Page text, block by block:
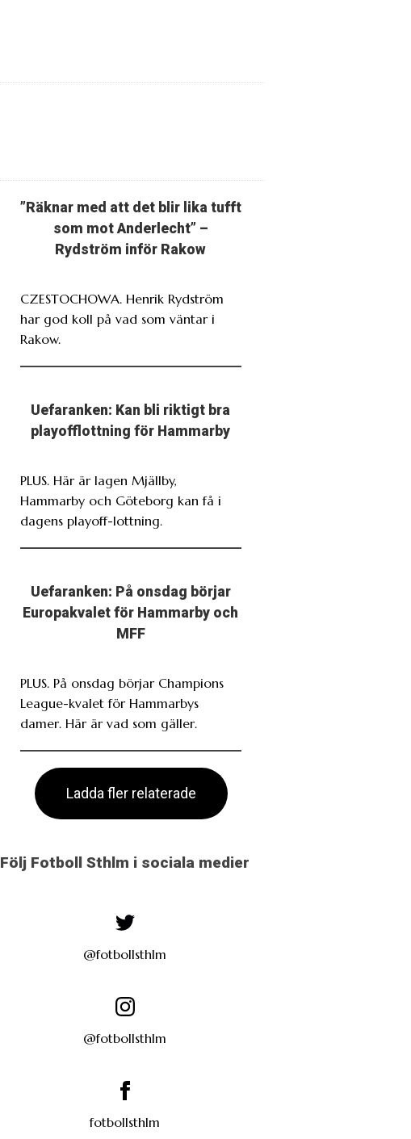
”Räknar med att det blir lika tufft
som mot Anderlecht” –
Rydström inför Rakow
CZESTOCHOWA. Henrik Rydström
har god koll på vad som väntar i
Rakow.
Uefaranken: Kan bli riktigt bra
playofflottning för Hammarby
PLUS. Här är lagen Mjällby,
Hammarby och Göteborg kan få i
dagens playoff-lottning.
Uefaranken: På onsdag börjar
Europakvalet för Hammarby och
MFF
PLUS. På onsdag börjar Champions
League-kvalet för Hammarbys
damer. Här är vad som gäller.
Ladda fler relaterade
Följ Fotboll Sthlm i sociala medier
@fotbollsthlm
@fotbollsthlm
fotbollsthlm